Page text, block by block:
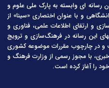
رسانه ای وابسته به پارک ملی علوم و
و با عنوان اختصاری «سینا» از
آگاه سازی و ارتقای اطلاعات علمی، فناوری و
این رسانه در فرهنگ‌سازی و ترویج
و در چارچوب مقررات موضوعه کشوری
با مجوز رسمی از وزارت فرهنگ و